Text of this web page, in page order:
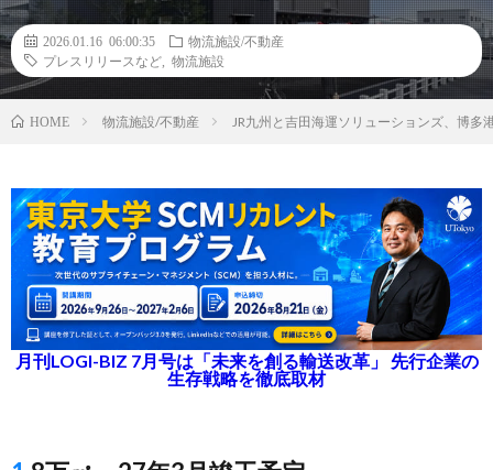
2026.01.16 06:00:35
物流施設/不動産
プレスリリースなど
物流施設
HOME 物流施設/不動産 JR九州と吉田海運ソリューションズ、博多
月刊LOGI-BIZ 7月号は「未来を創る輸送改革」 先行企業の
生存戦略を徹底取材